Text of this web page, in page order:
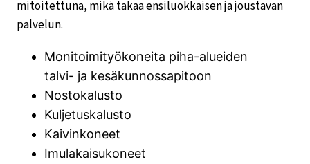
mitoitettuna, mikä takaa ensiluokkaisen ja joustavan
palvelun.
Monitoimityökoneita piha-alueiden
talvi- ja kesäkunnossapitoon
Nostokalusto
Kuljetuskalusto
Kaivinkoneet
Imulakaisukoneet